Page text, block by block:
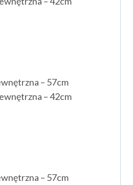
– 57cm
– 42cm
– 57cm